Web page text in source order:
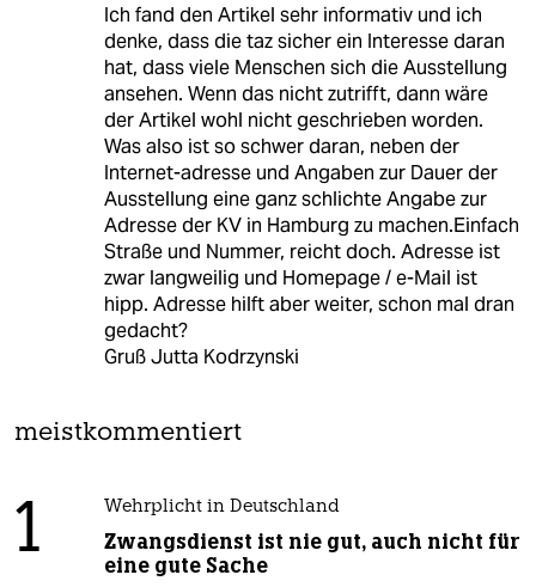
Ich fand den Artikel sehr informativ und ich
denke, dass die taz sicher ein Interesse daran
hat, dass viele Menschen sich die Ausstellung
ansehen. Wenn das nicht zutrifft, dann wäre
der Artikel wohl nicht geschrieben worden.
Was also ist so schwer daran, neben der
Internet-adresse und Angaben zur Dauer der
Ausstellung eine ganz schlichte Angabe zur
Adresse der KV in Hamburg zu machen.Einfach
Straße und Nummer, reicht doch. Adresse ist
zwar langweilig und Homepage / e-Mail ist
hipp. Adresse hilft aber weiter, schon mal dran
gedacht?
Gruß Jutta Kodrzynski
meistkommentiert
1 Wehrplicht in Deutschland
Zwangsdienst ist nie gut, auch nicht für
eine gute Sache